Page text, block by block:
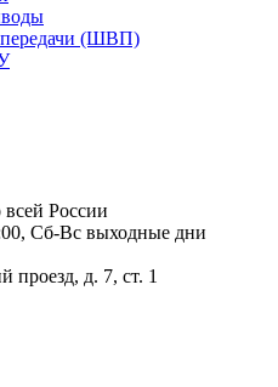
(ШВП)
России
Сб-Вс выходные дни
проезд, д. 7, ст. 1